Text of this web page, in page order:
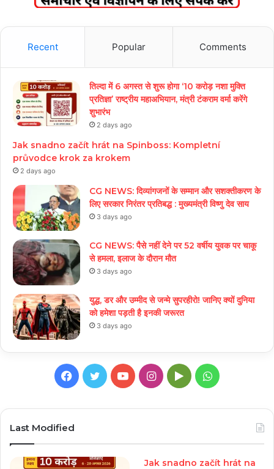
Recent Popular Comments
तिल्दा में 6 अगस्त से शुरू होगा ‘10 करोड़ नशा मुक्ति
प्रतिज्ञा’ राष्ट्रीय महाअभियान, मंत्री टंकराम वर्मा करेंगे
शुभारंभ
2 days ago
Jak snadno začít hrát na Spinboss: Kompletní
průvodce krok za krokem
2 days ago
CG NEWS: दिव्यांगजनों के सम्मान और सशक्तीकरण के
लिए सरकार निरंतर प्रतिबद्ध : मुख्यमंत्री विष्णु देव साय
3 days ago
CG NEWS: पैसे नहीं देने पर 52 वर्षीय युवक पर चाकू
से हमला, इलाज के दौरान मौत
3 days ago
युद्ध, डर और उम्मीद से जन्मे सुपरहीरो! जानिए क्यों दुनिया
को हमेशा पड़ती है इनकी जरूरत
3 days ago
Facebook
TwitterYouTubeInstagram
GoogleWhatsApp
Last Modified
Jak snadno začít hrát na